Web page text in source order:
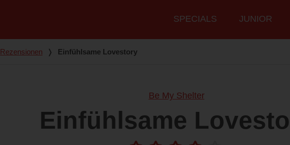
Hauptmenü
SPECIALS JUNIOR
Rezensionen ❭ Einfühlsame Lovestory
Be My Shelter
Einfühlsame